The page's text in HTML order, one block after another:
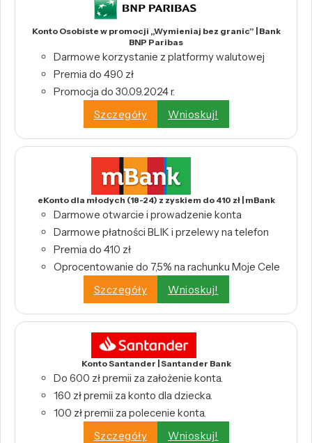
Konto Osobiste w promocji „Wymieniaj bez granic” | Bank
BNP Paribas
Darmowe korzystanie z platformy walutowej
Premia do 490 zł
Promocja do 30.09.2024 r.
Szczegóły
Wnioskuj!
eKonto dla młodych (18-24) z zyskiem do 410 zł | mBank
Darmowe otwarcie i prowadzenie konta
Darmowe płatności BLIK i przelewy na telefon
Premia do 410 zł
Oprocentowanie do 7,5% na rachunku Moje Cele
Szczegóły
Wnioskuj!
Konto Santander | Santander Bank
Do 600 zł premii za założenie konta.
160 zł premii za konto dla dziecka.
100 zł premii za polecenie konta.
Szczegóły
Wnioskuj!